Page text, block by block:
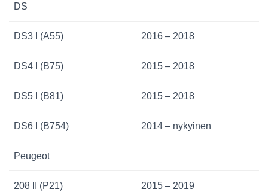
DS
DS3 I (A55) 2016 – 2018
DS4 I (B75) 2015 – 2018
DS5 I (B81) 2015 – 2018
DS6 I (B754) 2014 – nykyinen
Peugeot
208 II (P21) 2015 – 2019